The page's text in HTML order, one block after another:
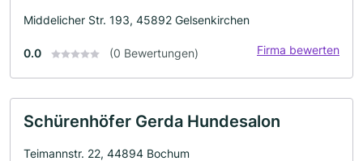
Middelicher Str. 193, 45892 Gelsenkirchen
0.0 (0 Bewertungen) Firma bewerten
Schürenhöfer Gerda Hundesalon
Teimannstr. 22, 44894 Bochum